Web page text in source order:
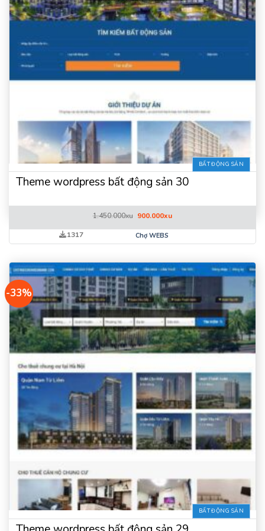
BẤT ĐỘNG SẢN
Theme wordpress bất động sản 30
1.450.000xu Giá
là:
1.450.000xu.
900.000xuGiá
tại
1317 Chợ WEBS
-33%
BẤT ĐỘNG SẢN